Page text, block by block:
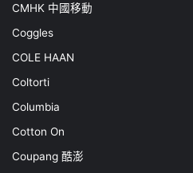
CMHK 中國移動
Coggles
COLE HAAN
Coltorti
Columbia
Cotton On
Coupang 酷澎